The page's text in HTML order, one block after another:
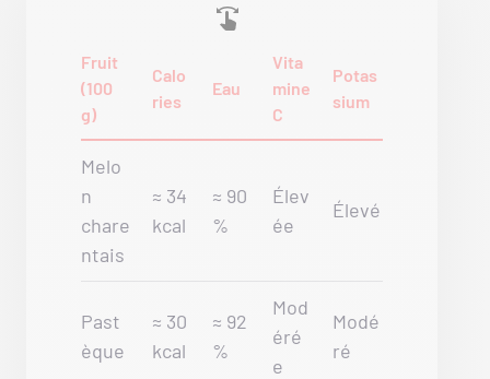
Fruit
(100
g)
Calo
ries
Eau
Vita
mine
C
Potas
sium
Melo
n
chare
ntais
≈ 34
kcal
≈ 90
%
Élev
ée
Élevé
Past
èque
≈ 30
kcal
≈ 92
%
Mod
éré
e
Modé
ré